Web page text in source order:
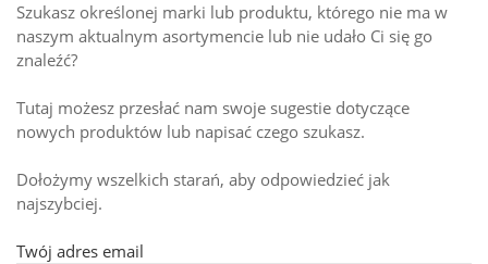
Szukasz określonej marki lub produktu, którego nie ma w
naszym aktualnym asortymencie lub nie udało Ci się go
znaleźć?
Tutaj możesz przesłać nam swoje sugestie dotyczące
nowych produktów lub napisać czego szukasz.
Dołożymy wszelkich starań, aby odpowiedzieć jak
najszybciej.
Twój adres email